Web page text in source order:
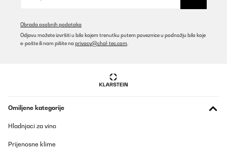
Obrada osobnih podataka
Odjavu možete izvršiti u bilo kojem trenutku putem poveznice u podnožju bilo koje
e-pošte ili nam pišite na privacy@chal-tec.com
Omiljene kategorije
Hladnjaci za vino
Prijenosne klime